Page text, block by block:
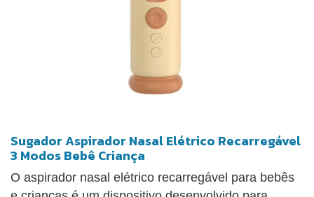
Sugador Aspirador Nasal Elétrico Recarregável
3 Modos Bebê Criança
O aspirador nasal elétrico recarregável para bebês